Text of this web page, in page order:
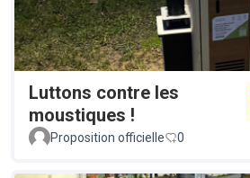
Luttons contre les
moustiques !
Proposition officielle
0